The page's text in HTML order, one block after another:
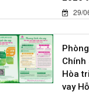
29/
Chính
Hòa
vay